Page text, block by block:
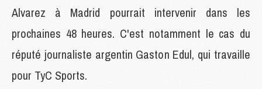
Alvarez à Madrid pourrait intervenir dans les
prochaines 48 heures. C'est notamment le cas du
réputé journaliste argentin Gaston Edul, qui travaille
pour TyC Sports.